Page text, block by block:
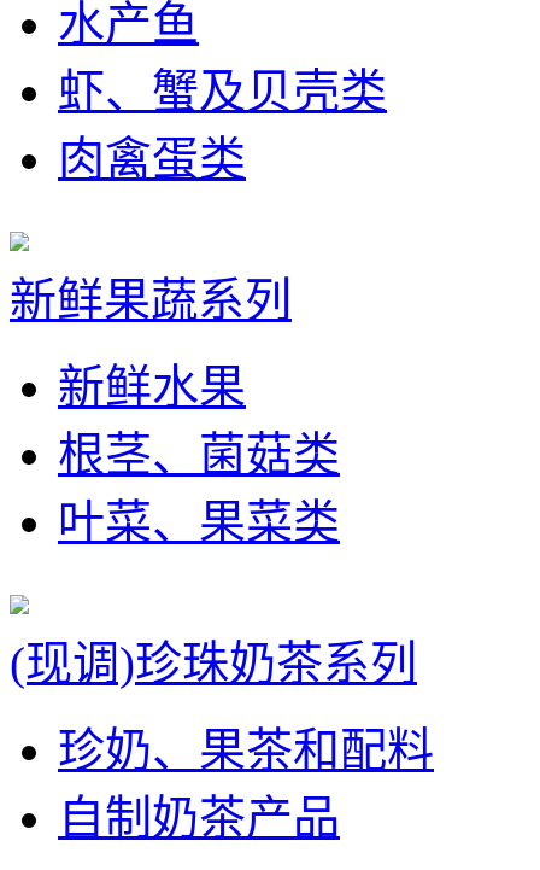
水产鱼
虾、蟹及贝壳类
肉禽蛋类
新鲜果蔬系列
新鲜水果
根茎、菌菇类
叶菜、果菜类
(现调)珍珠奶茶系列
珍奶、果茶和配料
自制奶茶产品